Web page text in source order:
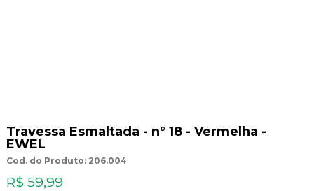
Travessa Esmaltada - n° 18 - Vermelha -
EWEL
Cod. do Produto: 206.004
R$ 59,99